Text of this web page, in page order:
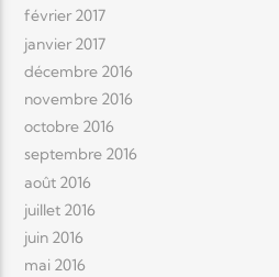
février 2017
janvier 2017
décembre 2016
novembre 2016
octobre 2016
septembre 2016
août 2016
juillet 2016
juin 2016
mai 2016